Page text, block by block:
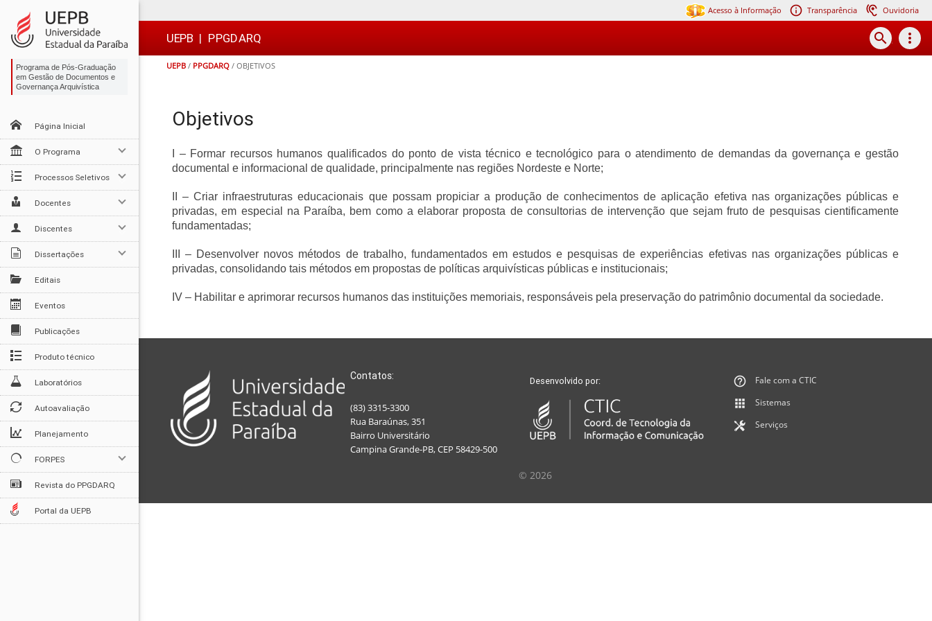
para
conteúdo
para
menu
para
busca
para
rodapé

Acesso à Informação Transparência Ouvidoria
UEPB | PPGDARQ search more_vert
UEPB / PPGDARQ / OBJETIVOS
Programa de Pós-Graduação
em Gestão de Documentos e
Governança Arquivística
Página Inicial
O Programa
Processos Seletivos
Docentes
Discentes
Dissertações
Editais
Eventos
Publicações
Produto técnico
Laboratórios
Autoavaliação
Planejamento
FORPES
Revista do PPGDARQ
Portal da UEPB
Objetivos
I – Formar recursos humanos qualificados do ponto de vista técnico e tecnológico para o atendimento de demandas da governança e gestão
documental e informacional de qualidade, principalmente nas regiões Nordeste e Norte;
II – Criar infraestruturas educacionais que possam propiciar a produção de conhecimentos de aplicação efetiva nas organizações públicas e
privadas, em especial na Paraíba, bem como a elaborar proposta de consultorias de intervenção que sejam fruto de pesquisas cientificamente
fundamentadas;
III – Desenvolver novos métodos de trabalho, fundamentados em estudos e pesquisas de experiências efetivas nas organizações públicas e
privadas, consolidando tais métodos em propostas de políticas arquivísticas públicas e institucionais;
IV – Habilitar e aprimorar recursos humanos das instituições memoriais, responsáveis pela preservação do patrimônio documental da sociedade.
Contatos:
(83) 3315-3300
Rua Baraúnas, 351
Bairro Universitário
Campina Grande-PB, CEP 58429-500
Desenvolvido por:
Fale com a CTIC
Sistemas
Serviços
© 2026